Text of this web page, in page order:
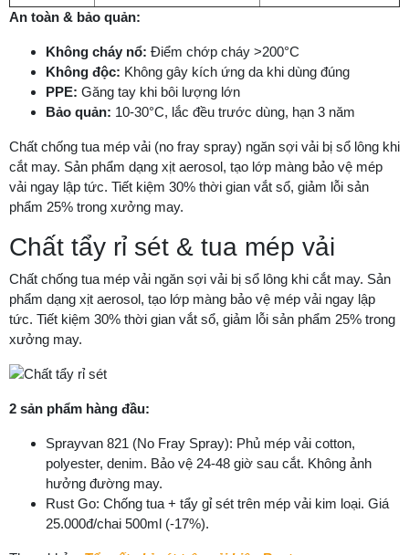
An toàn & bảo quản:
Không cháy nổ: Điểm chớp cháy >200°C
Không độc: Không gây kích ứng da khi dùng đúng
PPE: Găng tay khi bôi lượng lớn
Bảo quản: 10-30°C, lắc đều trước dùng, hạn 3 năm
Chất chống tua mép vải (no fray spray) ngăn sợi vải bị sổ lông khi
cắt may. Sản phẩm dạng xịt aerosol, tạo lớp màng bảo vệ mép
vải ngay lập tức. Tiết kiệm 30% thời gian vắt sổ, giảm lỗi sản
phẩm 25% trong xưởng may.
Chất tẩy rỉ sét & tua mép vải
Chất chống tua mép vải ngăn sợi vải bị sổ lông khi cắt may. Sản
phẩm dạng xịt aerosol, tạo lớp màng bảo vệ mép vải ngay lập
tức. Tiết kiệm 30% thời gian vắt sổ, giảm lỗi sản phẩm 25% trong
xưởng may.
2 sản phẩm hàng đầu:
Sprayvan 821 (No Fray Spray): Phủ mép vải cotton,
polyester, denim. Bảo vệ 24-48 giờ sau cắt. Không ảnh
hưởng đường may.
Rust Go: Chống tua + tẩy gỉ sét trên mép vải kim loại. Giá
25.000đ/chai 500ml (-17%).